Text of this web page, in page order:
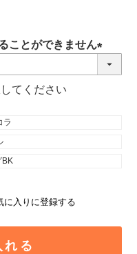
ことができません
(必
てください
ラ
BK
に入りに登録する
れる